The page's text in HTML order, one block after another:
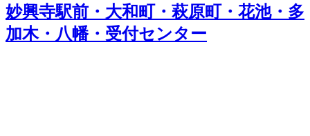
妙興寺駅前・大和町・萩原町・花池・多
加木・八幡・受付センター